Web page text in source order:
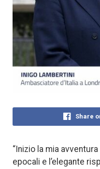
Share
“Inizio la mia
epocali e l’elegante